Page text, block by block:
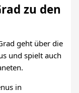
zu den
geht über die
und spielt auch
in